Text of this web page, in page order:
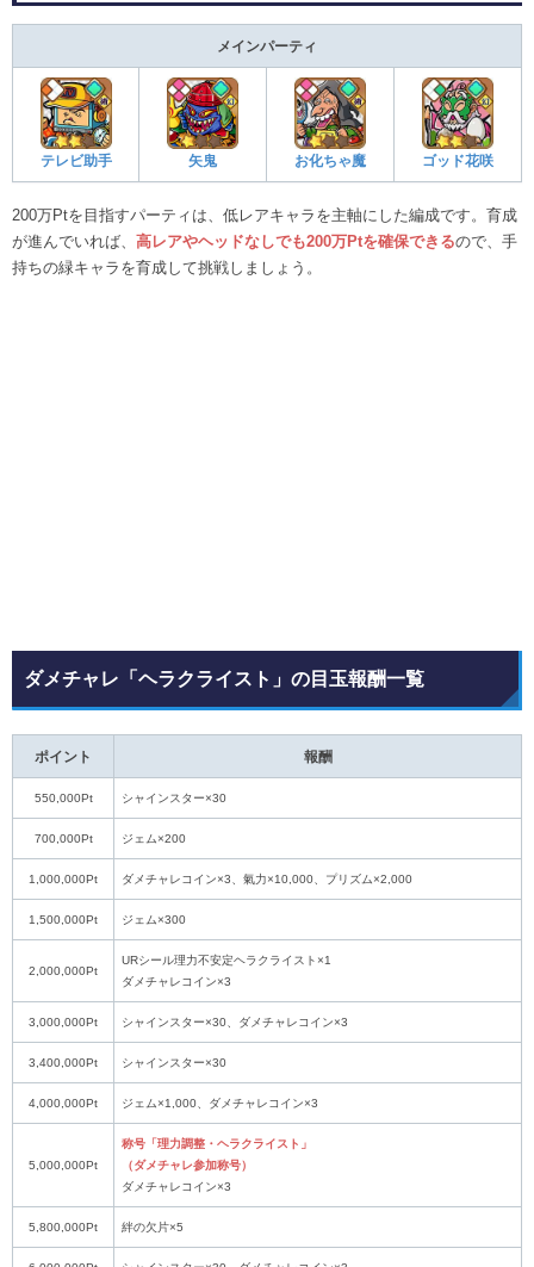
メインパーティ
テレビ助手 矢鬼 お化ちゃ魔 ゴッド花咲
200万Ptを目指すパーティは、低レアキャラを主軸にした編成です。育成
が進んでいれば、 高レアやヘッドなしでも200万Ptを確保できるので、手
持ちの緑キャラを育成して挑戦しましょう。
ダメチャレ「ヘラクライスト」の目玉報酬一覧
ポイント 報酬
550,000Pt シャインスター×30
700,000Pt ジェム×200
1,000,000Pt ダメチャレコイン×3、氣力×10,000、プリズム×2,000
1,500,000Pt ジェム×300
2,000,000Pt
URシール理力不安定ヘラクライスト×1
ダメチャレコイン×3
3,000,000Pt シャインスター×30、ダメチャレコイン×3
3,400,000Pt シャインスター×30
4,000,000Pt ジェム×1,000、ダメチャレコイン×3
5,000,000Pt
称号「理力調整・ヘラクライスト」
（ダメチャレ参加称号）
ダメチャレコイン×3
5,800,000Pt 絆の欠片×5